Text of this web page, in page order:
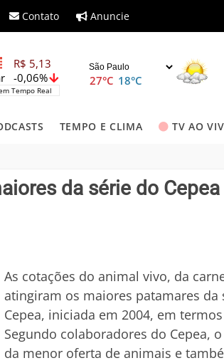
Contato Anuncie
R$ 5,13
-0,06%
Tempo Real
27°C 18°C
TEMPO E CLIMA TV AO
da série do Cepea
As cotações do animal vivo, da
atingiram os maiores patamares da
Cepea, iniciada em 2004, em
Segundo colaboradores do Cepea,
da menor oferta de animais e